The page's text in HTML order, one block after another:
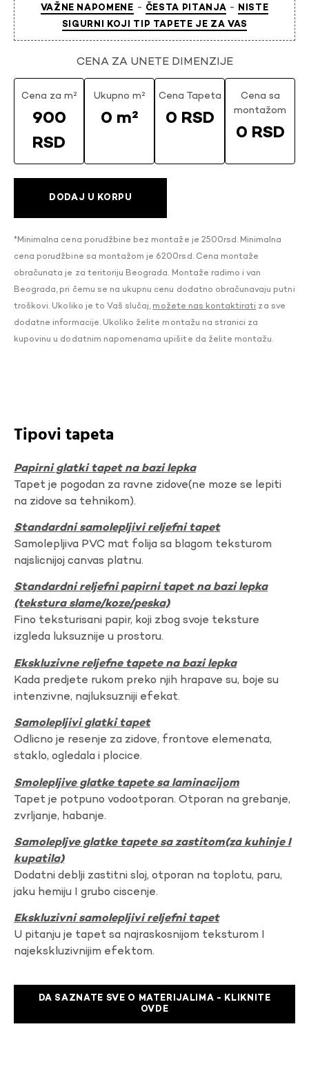
VAŽNE NAPOMENE - ČESTA PITANJA -
NISTE
SIGURNI KOJI TIP TAPETE JE ZA VAS
CENA ZA UNETE DIMENZIJE
Cena za m²
900
RSD
Ukupno m²
0 m²
Cena Tapeta
0 RSD
Cena sa
montažom
0 RSD
DODAJ U KORPU
*Minimalna cena porudžbine bez montaže je 2500rsd. Minimalna
cena porudžbine sa montažom je 6200rsd. Cena montaže
obračunata je za teritoriju Beograda. Montaže radimo i van
Beograda, pri čemu se na ukupnu cenu dodatno obračunavaju putni
troškovi. Ukoliko je to Vaš slučaj, možete nas kontaktirati za sve
dodatne informacije. Ukoliko želite montažu na stranici za
kupovinu u dodatnim napomenama upišite da želite montažu.
Tipovi tapeta
Papirni glatki tapet na bazi lepka
Tapet je pogodan za ravne zidove(ne moze se lepiti
na zidove sa tehnikom).
Standardni samolepljivi reljefni tapet
Samolepljiva PVC mat folija sa blagom teksturom
najslicnijoj canvas platnu.
Standardni reljefni papirni tapet na bazi lepka
(tekstura slame/koze/peska)
Fino teksturisani papir, koji zbog svoje teksture
izgleda luksuznije u prostoru.
Ekskluzivne reljefne tapete na bazi lepka
Kada predjete rukom preko njih hrapave su, boje su
intenzivne, najluksuzniji efekat.
Samolepljivi glatki tapet
Odlicno je resenje za zidove, frontove elemenata,
staklo, ogledala i plocice.
Smolepljive glatke tapete sa laminacijom
Tapet je potpuno vodootporan. Otporan na grebanje,
zvrljanje, habanje.
Samolepljve glatke tapete sa zastitom(za kuhinje I
kupatila)
Dodatni deblji zastitni sloj, otporan na toplotu, paru,
jaku hemiju I grubo ciscenje.
Ekskluzivni samolepljivi reljefni tapet
U pitanju je tapet sa najraskosnijom teksturom I
najekskluzivnijim efektom.
DA SAZNATE SVE O MATERIJALIMA - KLIKNITE
OVDE